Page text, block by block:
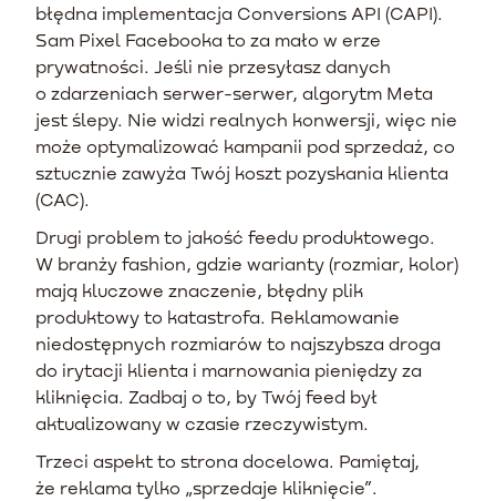
błędna implementacja Conversions API (CAPI).
Sam Pixel Facebooka to za mało w erze
prywatności. Jeśli nie przesyłasz danych
o zdarzeniach serwer-serwer, algorytm Meta
jest ślepy. Nie widzi realnych konwersji, więc nie
może optymalizować kampanii pod sprzedaż, co
sztucznie zawyża Twój koszt pozyskania klienta
(CAC).
Drugi problem to jakość feedu produktowego.
W branży fashion, gdzie warianty (rozmiar, kolor)
mają kluczowe znaczenie, błędny plik
produktowy to katastrofa. Reklamowanie
niedostępnych rozmiarów to najszybsza droga
do irytacji klienta i marnowania pieniędzy za
kliknięcia. Zadbaj o to, by Twój feed był
aktualizowany w czasie rzeczywistym.
Trzeci aspekt to strona docelowa. Pamiętaj,
że reklama tylko „sprzedaje kliknięcie”.